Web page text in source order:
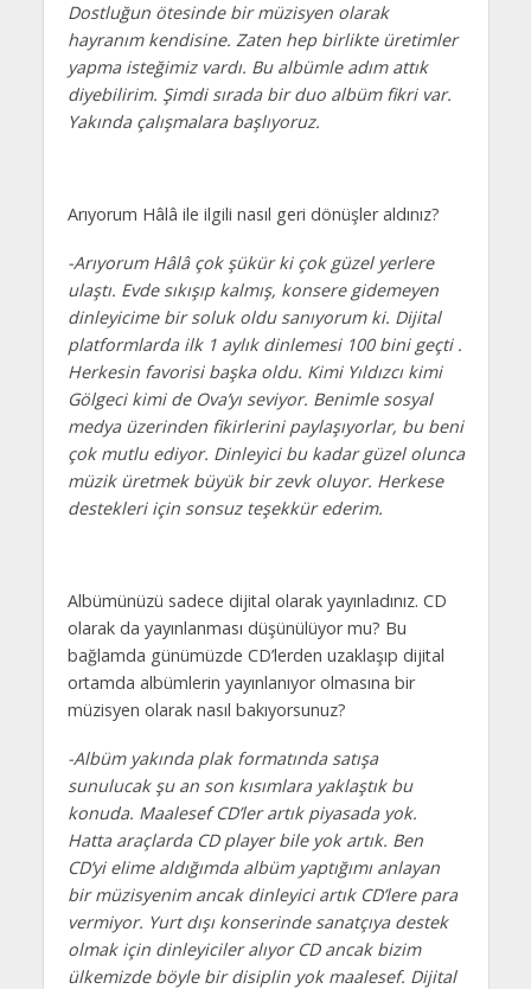
Dostluğun ötesinde bir müzisyen olarak
hayranım kendisine. Zaten hep birlikte üretimler
yapma isteğimiz vardı. Bu albümle adım attık
diyebilirim. Şimdi sırada bir duo albüm fikri var.
Yakında çalışmalara başlıyoruz.
Arıyorum Hâlâ ile ilgili nasıl geri dönüşler aldınız?
-Arıyorum Hâlâ çok şükür ki çok güzel yerlere
ulaştı. Evde sıkışıp kalmış, konsere gidemeyen
dinleyicime bir soluk oldu sanıyorum ki. Dijital
platformlarda ilk 1 aylık dinlemesi 100 bini geçti .
Herkesin favorisi başka oldu. Kimi Yıldızcı kimi
Gölgeci kimi de Ova’yı seviyor. Benimle sosyal
medya üzerinden fikirlerini paylaşıyorlar, bu beni
çok mutlu ediyor. Dinleyici bu kadar güzel olunca
müzik üretmek büyük bir zevk oluyor. Herkese
destekleri için sonsuz teşekkür ederim.
Albümünüzü sadece dijital olarak yayınladınız. CD
olarak da yayınlanması düşünülüyor mu? Bu
bağlamda günümüzde CD’lerden uzaklaşıp dijital
ortamda albümlerin yayınlanıyor olmasına bir
müzisyen olarak nasıl bakıyorsunuz?
-Albüm yakında plak formatında satışa
sunulucak şu an son kısımlara yaklaştık bu
konuda. Maalesef CD’ler artık piyasada yok.
Hatta araçlarda CD player bile yok artık. Ben
CD’yi elime aldığımda albüm yaptığımı anlayan
bir müzisyenim ancak dinleyici artık CD’lere para
vermiyor. Yurt dışı konserinde sanatçıya destek
olmak için dinleyiciler alıyor CD ancak bizim
ülkemizde böyle bir disiplin yok maalesef. Dijital